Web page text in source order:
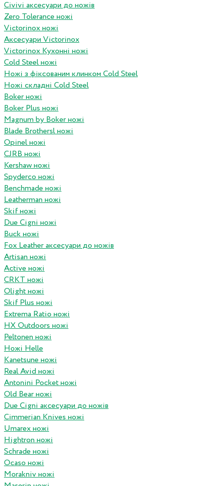
Civivi аксесуари до ножів
Zero Tolerance ножі
Victorinox ножі
Аксесуари Victorinox
Victorinox Кухонні ножі
Cold Steel ножі
Ножі з фіксованим клинком Cold Steel
Ножі складні Cold Steel
Boker ножі
Boker Plus ножі
Magnum by Boker ножі
Blade Brothersl ножі
Opinel ножі
CJRB ножі
Kershaw ножі
Spyderco ножі
Benchmade ножі
Leatherman ножі
Skif ножі
Due Cigni ножі
Buck ножі
Fox Leather аксесуари до ножів
Artisan ножі
Active ножі
CRKT ножі
Olight ножі
Skif Plus ножі
Extrema Ratio ножі
HX Outdoors ножі
Peltonen ножі
Ножі Helle
Kanetsune ножі
Real Avid ножі
Antonini Pocket ножі
Old Bear ножі
Due Cigni аксесуари до ножів
Cimmerian Knives ножі
Umarex ножі
Hightron ножі
Schrade ножі
Ocaso ножі
Morakniv ножі